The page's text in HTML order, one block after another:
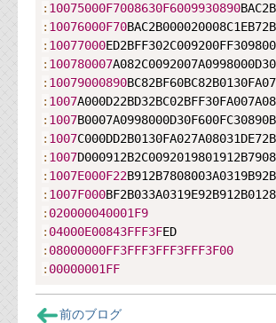
: 10075000F7008630F6009930890
: 10076000F70
: 10077000
: 100780007
: 10079000890
: 1007
: 1007
: 1007
: 1007
: 1007E000F22
: 1007F000
: 020000040001F9
: 04000E00843FFF3F
: 08000000FF3FFF3FFF3FFF3F00
: 00000001FF
前のブログ